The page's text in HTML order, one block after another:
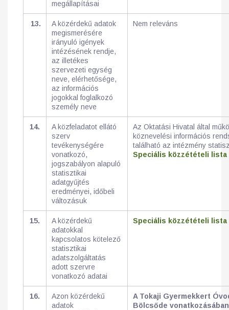
megállapításai
13.
A közérdekű adatok
megismerésére
irányuló igények
intézésének rendje,
az illetékes
szervezeti egység
neve, elérhetősége,
az információs
jogokkal foglalkozó
személy neve
Nem releváns
14.
A közfeladatot ellátó
szerv
tevékenységére
vonatkozó,
jogszabályon alapuló
statisztikai
adatgyűjtés
eredményei, időbeli
változásuk
Az Oktatási Hivatal által
köznevelési információs
található az intézmény
Speciális közzétételi lista
15.
A közérdekű
adatokkal
kapcsolatos kötelező
statisztikai
adatszolgáltatás
adott szervre
vonatkozó adatai
Speciális közzétételi lista
16.
Azon közérdekű
adatok
A Tokaji Gyermekkert
Bölcsőde